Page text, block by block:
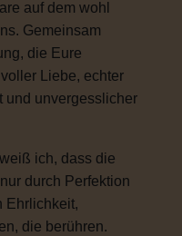
auf dem wohl
Gemeinsam
die Eure
Liebe, echter
und unvergesslicher
ich, dass die
durch Perfektion
Ehrlichkeit,
die berühren.